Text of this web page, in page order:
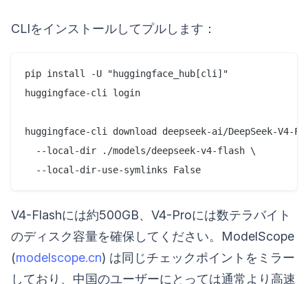
CLIをインストールしてプルします：
pip install -U "huggingface_hub[cli]"
huggingface-cli login
huggingface-cli download deepseek-ai/DeepSeek-V4-
  --local-dir ./models/deepseek-v4-flash \
V4-Flashには約500GB、V4-Proには数テラバイト
のディスク容量を確保してください。ModelScope
(modelscope.cn) は同じチェックポイントをミラー
しており、中国のユーザーにとっては通常より高速